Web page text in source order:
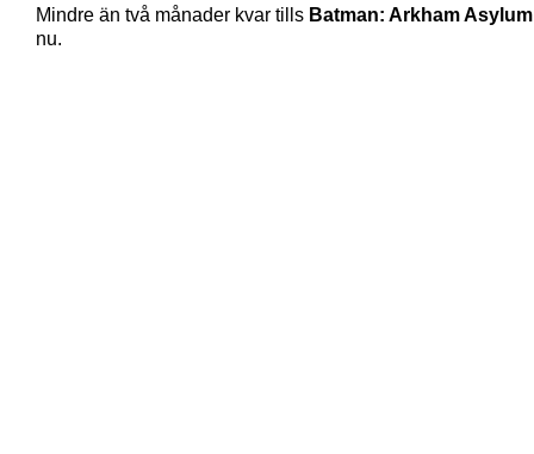
Mindre än två månader kvar tills Batman: Arkham Asylum
nu.